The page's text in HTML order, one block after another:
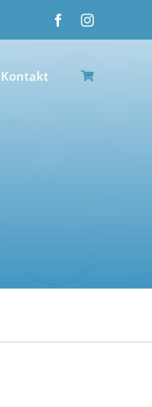
FacebookInstagram
Kontakt